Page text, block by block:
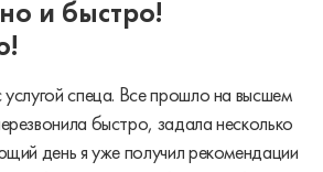
и быстро!
спеца. Все прошло на высшем
быстро, задала несколько
день я уже получил рекомендации